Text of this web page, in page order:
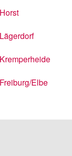
Horst
Lägerdorf
Kremperheide
Freiburg/Elbe